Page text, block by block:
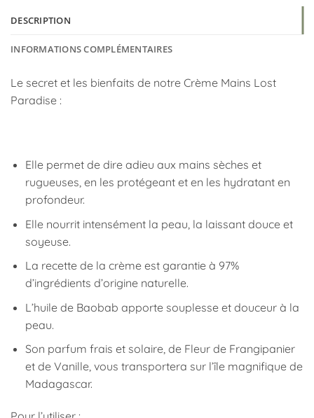
DESCRIPTION
INFORMATIONS COMPLÉMENTAIRES
Le secret et les bienfaits de notre Crème Mains Lost
Paradise :
Elle permet de dire adieu aux mains sèches et
rugueuses, en les protégeant et en les hydratant en
profondeur.
Elle nourrit intensément la peau, la laissant douce et
soyeuse.
La recette de la crème est garantie à 97%
d’ingrédients d’origine naturelle.
L’huile de Baobab apporte souplesse et douceur à la
peau.
Son parfum frais et solaire, de Fleur de Frangipanier
et de Vanille, vous transportera sur l’île magnifique de
Madagascar.